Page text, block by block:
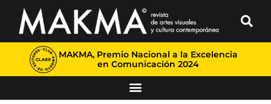
MAKMA, Premio Nacional a la Excelencia
en Comunicación 2024